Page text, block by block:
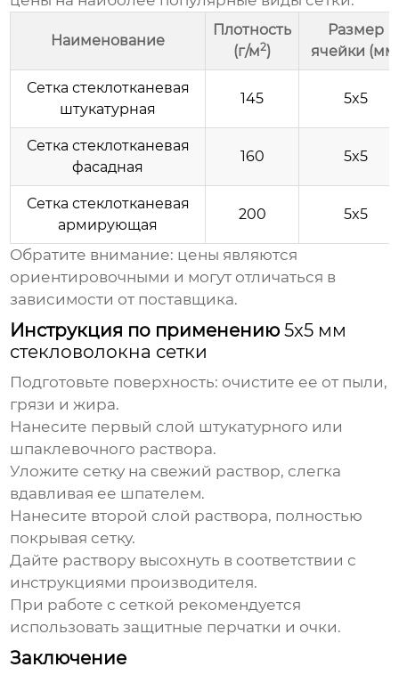
Наименование
Плотность
(г/м2)
Размер
ячейки
Сетка стеклотканевая
штукатурная
145 5x5
Сетка стеклотканевая
фасадная
160 5x5
Сетка стеклотканевая
армирующая
200 5x5
Обратите внимание: цены являются
ориентировочными и могут отличаться в
зависимости от поставщика.
Инструкция по применению5x5 мм
стекловолокна сетки
Подготовьте поверхность: очистите ее от пыли,
грязи и жира.
Нанесите первый слой штукатурного или
шпаклевочного раствора.
Уложите сетку на свежий раствор, слегка
вдавливая ее шпателем.
Нанесите второй слой раствора, полностью
покрывая сетку.
Дайте раствору высохнуть в соответствии с
инструкциями производителя.
При работе с сеткой рекомендуется
использовать защитные перчатки и очки.
Заключение